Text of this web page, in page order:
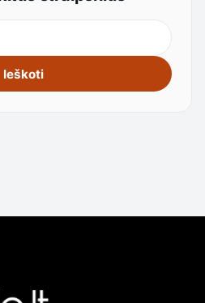
Ieškoti